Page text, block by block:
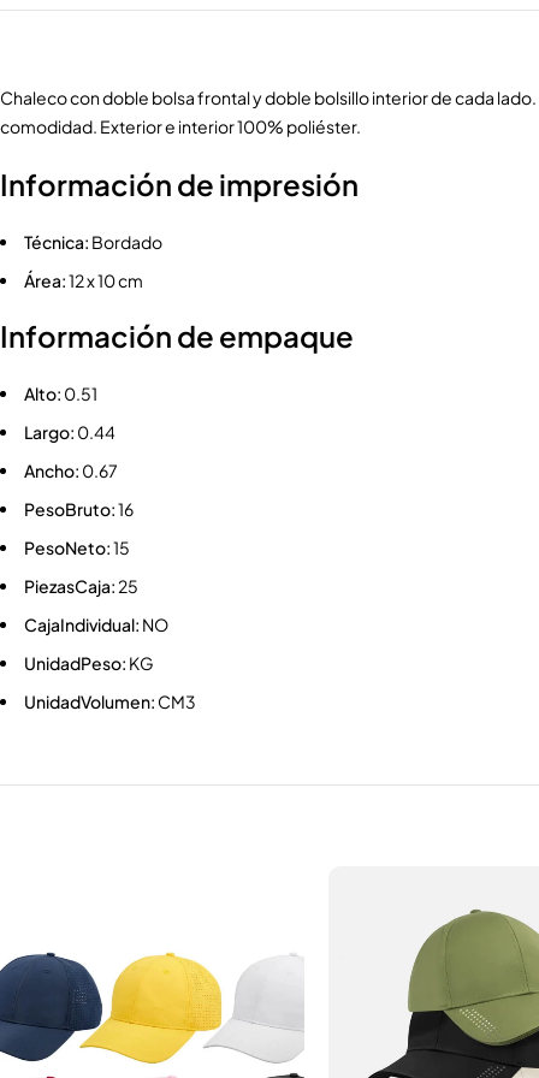
Chaleco con doble bolsa frontal y doble bolsillo interior de cada
comodidad. Exterior e interior 100% poliéster.
Información de impresión
Técnica: Bordado
Área:12 x 10 cm
Información de empaque
Alto: 0.51
Largo: 0.44
Ancho: 0.67
PesoBruto:16
PesoNeto:15
PiezasCaja: 25
CajaIndividual: NO
UnidadPeso: KG
UnidadVolumen: CM3